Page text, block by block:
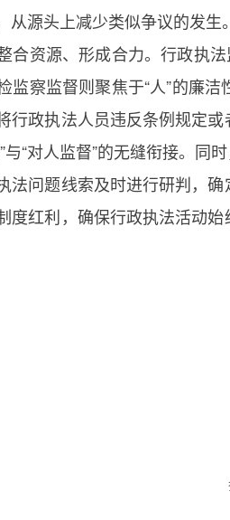
源头上减少类似争议的发生。
合资源、形成合力。行政执
监察监督则聚焦于“人”的廉
行政执法人员违反条例规定
与“对人监督”的无缝衔接。
法问题线索及时进行研判，
度红利，确保行政执法活动